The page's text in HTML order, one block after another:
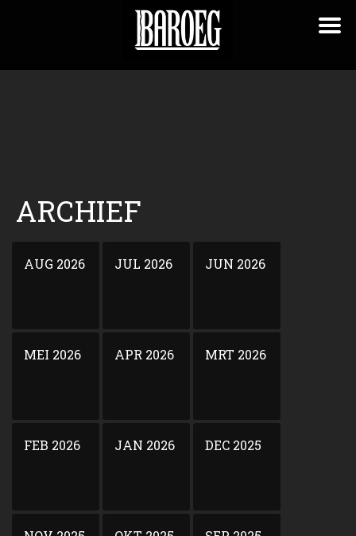
ARCHIEF
AUG 2026 JUL 2026 JUN 2026
MEI 2026 APR 2026 MRT 2026
FEB 2026 JAN 2026 DEC 2025